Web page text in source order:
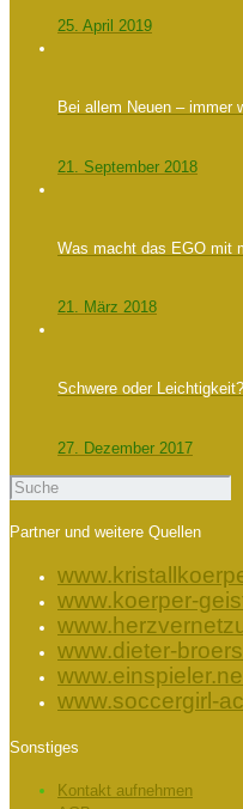
25. April 2019
Bei allem Neuen – immer
21. September 2018
Was macht das EGO mit
21. März 2018
Schwere oder Leichtigkeit?
27. Dezember 2017
Partner und weitere Quellen
www.koerper-
www.dieter-
www.soccergirl-
Sonstiges
Kontakt aufnehmen